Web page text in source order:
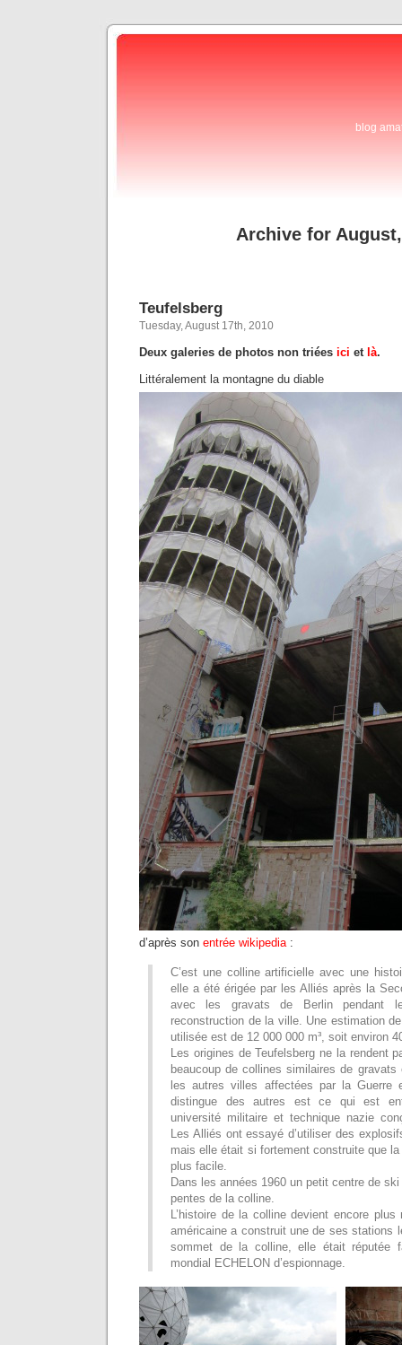
blog
Archive for
Teufelsberg
Tuesday, August 17th, 2010
Deux galeries de photos non triées ici et là.
Littéralement la montagne du diable
d’après son entrée wikipedia:
C’est une colline artificielle avec une
elle a été érigée par les Alliés après la
avec les gravats de Berlin pendant
reconstruction de la ville. Une estimation
utilisée est de 12 000 000 m³, soit environ
Les origines de Teufelsberg ne la rendent
beaucoup de collines similaires de gravats
les autres villes affectées par la Guerre
distingue des autres est ce qui est
université militaire et technique nazie
Les Alliés ont essayé d’utiliser des
mais elle était si fortement construite que
plus facile.
Dans les années 1960 un petit centre de
pentes de la colline.
L’histoire de la colline devient encore
américaine a construit une de ses stations
sommet de la colline, elle était réputée
mondial ECHELON d’espionnage.